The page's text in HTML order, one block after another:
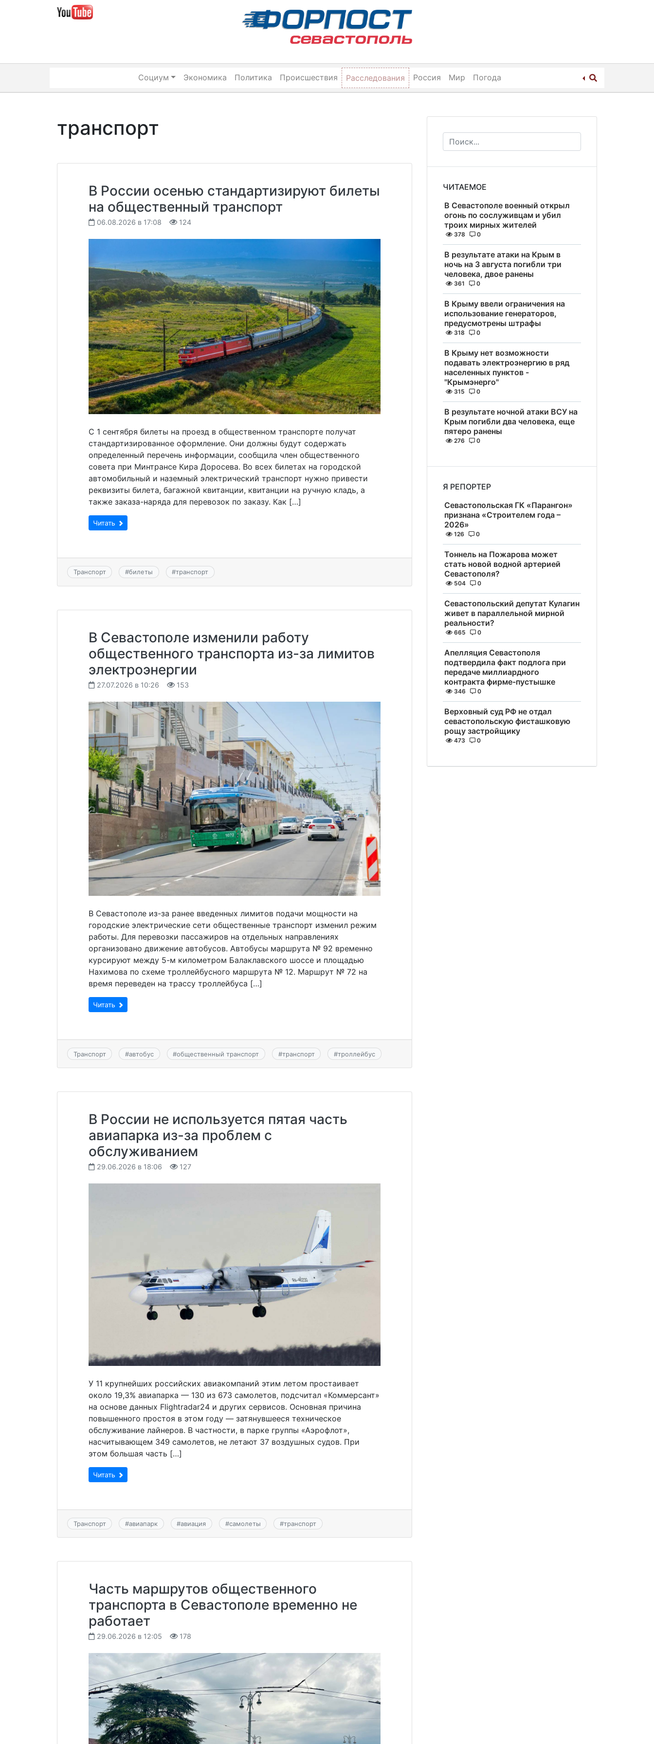
Социум Экономика Политика Происшествия Расследования Россия Мир Погода
транспорт
В России осенью стандартизируют билеты
на общественный транспорт
06.08.2026 в 17:08 124
С 1 сентября билеты на проезд в общественном транспорте получат
стандартизированное оформление. Они должны будут содержать
определенный перечень информации, сообщила член общественного
совета при Минтрансе Кира Доросева. Во всех билетах на городской
автомобильный и наземный электрический транспорт нужно привести
реквизиты билета, багажной квитанции, квитанции на ручную кладь, а
также заказа-наряда для перевозок по заказу. Как […]
Читать
Транспорт #билеты #транспорт
В Севастополе изменили работу
общественного транспорта из-за лимитов
электроэнергии
27.07.2026 в 10:26 153
В Севастополе из-за ранее введенных лимитов подачи мощности на
городские электрические сети общественные транспорт изменил режим
работы. Для перевозки пассажиров на отдельных направлениях
организовано движение автобусов. Автобусы маршрута № 92 временно
курсируют между 5-м километром Балаклавского шоссе и площадью
Нахимова по схеме троллейбусного маршрута № 12. Маршрут № 72 на
время переведен на трассу троллейбуса […]
Читать
Транспорт #автобус #общественный транспорт #транспорт #троллейбус
В России не используется пятая часть
авиапарка из-за проблем с
обслуживанием
29.06.2026 в 18:06 127
У 11 крупнейших российских авиакомпаний этим летом простаивает
около 19,3% авиапарка — 130 из 673 самолетов, подсчитал «Коммерсант»
на основе данных Flightradar24 и других сервисов. Основная причина
повышенного простоя в этом году — затянувшееся техническое
обслуживание лайнеров. В частности, в парке группы «Аэрофлот»,
насчитывающем 349 самолетов, не летают 37 воздушных судов. При
этом большая часть […]
Читать
Транспорт #авиапарк #авиация #самолеты #транспорт
Часть маршрутов общественного
транспорта в Севастополе временно не
работает
29.06.2026 в 12:05 178
ЧИТАЕМОЕ
В Севастополе военный открыл
огонь по сослуживцам и убил
троих мирных жителей
378 0
В результате атаки на Крым в
ночь на 3 августа погибли три
человека, двое ранены
361 0
В Крыму ввели ограничения на
использование генераторов,
предусмотрены штрафы
318 0
В Крыму нет возможности
подавать электроэнергию в ряд
населенных пунктов -
"Крымэнерго"
315 0
В результате ночной атаки ВСУ на
Крым погибли два человека, еще
пятеро ранены
276 0
Я РЕПОРТЕР
Севастопольская ГК «Парангон»
признана «Строителем года –
2026»
126 0
Тоннель на Пожарова может
стать новой водной артерией
Севастополя?
504 0
Севастопольский депутат Кулагин
живет в параллельной мирной
реальности?
665 0
Апелляция Севастополя
подтвердила факт подлога при
передаче миллиардного
контракта фирме-пустышке
346 0
Верховный суд РФ не отдал
севастопольскую фисташковую
рощу застройщику
473 0